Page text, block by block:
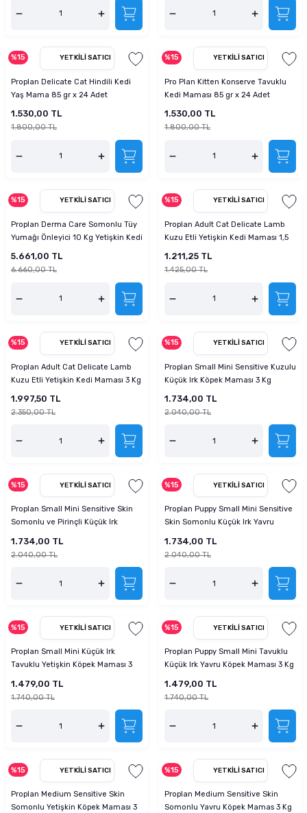
%15 YETKILI SATICI
Proplan Delicate Cat Hindili Kedi
Yaş Mama 85 gr x 24 Adet
1.530,00 TL
1.800,00 TL
%15 YETKILI SATICI
Pro Plan Kitten Konserve Tavuklu
Kedi Maması 85 gr x 24 Adet
1.530,00 TL
1.800,00 TL
%15 YETKILI SATICI
Proplan Derma Care Somonlu Tüy
Yumağı Önleyici 10 Kg Yetişkin Kedi
5.661,00 TL
6.660,00 TL
%15 YETKILI SATICI
Proplan Adult Cat Delicate Lamb
Kuzu Etli Yetişkin Kedi Maması 1,5
1.211,25 TL
1.425,00 TL
%15 YETKILI SATICI
Proplan Adult Cat Delicate Lamb
Kuzu Etli Yetişkin Kedi Maması 3 Kg
1.997,50 TL
2.350,00 TL
%15 YETKILI SATICI
Proplan Small Mini Sensitive Kuzulu
Küçük Irk Köpek Maması 3 Kg
1.734,00 TL
2.040,00 TL
%15 YETKILI SATICI
Proplan Small Mini Sensitive Skin
Somonlu ve Pirinçli Küçük Irk
1.734,00 TL
2.040,00 TL
%15 YETKILI SATICI
Proplan Puppy Small Mini Sensitive
Skin Somonlu Küçük Irk Yavru
1.734,00 TL
2.040,00 TL
%15 YETKILI SATICI
Proplan Small Mini Küçük Irk
Tavuklu Yetişkin Köpek Maması 3
1.479,00 TL
1.740,00 TL
%15 YETKILI SATICI
Proplan Puppy Small Mini Tavuklu
Küçük Irk Yavru Köpek Maması 3 Kg
1.479,00 TL
1.740,00 TL
%15 YETKILI SATICI
Proplan Medium Sensitive Skin
Somonlu Yetişkin Köpek Maması 3
%15 YETKILI SATICI
Proplan Medium Sensitive Skin
Somonlu Yavru Köpek Mamas 3 Kg